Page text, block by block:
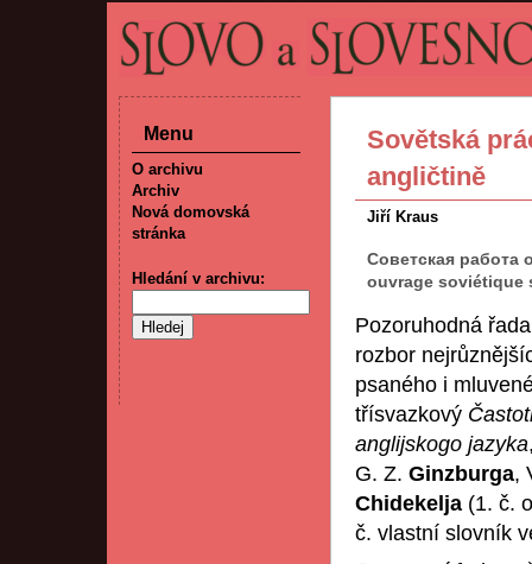
Sovětská
angličtině
Jiří Kraus
Советская работа
ouvrage soviétique
Pozoruhodná
rozbor
psaného i
třísvazkový
anglijskogo jazyka
G. Z. Ginzburga,
Chidekelja (1. č.
č. vlastní slovník
Menu
O archivu
Archiv
Nová domovská
stránka
Hledání v archivu: